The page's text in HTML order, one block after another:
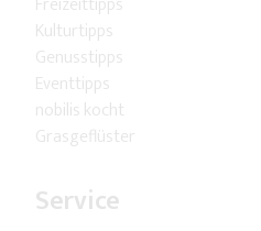
Kulturtipps
Genusstipps
Eventtipps
nobilis kocht
Grasgeflüster
Service